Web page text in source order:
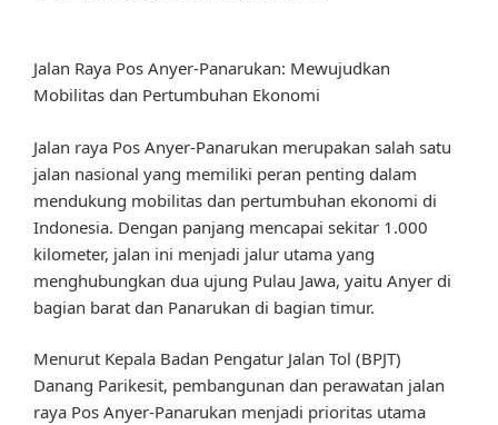
Jalan Raya Pos Anyer-Panarukan: Mewujudkan
Mobilitas dan Pertumbuhan Ekonomi
Jalan raya Pos Anyer-Panarukan merupakan salah satu
jalan nasional yang memiliki peran penting dalam
mendukung mobilitas dan pertumbuhan ekonomi di
Indonesia. Dengan panjang mencapai sekitar 1.000
kilometer, jalan ini menjadi jalur utama yang
menghubungkan dua ujung Pulau Jawa, yaitu Anyer di
bagian barat dan Panarukan di bagian timur.
Menurut Kepala Badan Pengatur Jalan Tol (BPJT)
Danang Parikesit, pembangunan dan perawatan jalan
raya Pos Anyer-Panarukan menjadi prioritas utama